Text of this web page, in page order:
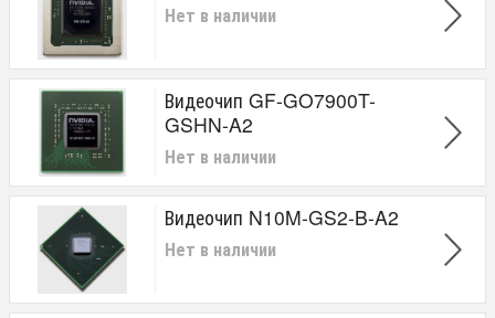
Нет в наличии
Видеочип GF-GO7900T-
GSHN-A2
Нет в наличии
Видеочип N10M-GS2-B-A2
Нет в наличии